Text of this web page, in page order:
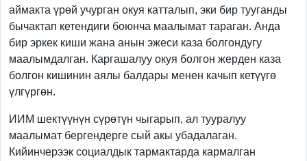
аймакта үрөй учурган окуя катталып, эки бир тууганды
бычактап кетендиги боюнча маалымат тараган. Анда
бир эркек киши жана анын эжеси каза болгондугу
маалымдалган. Каргашалуу окуя болгон жерден каза
болгон кишинин аялы балдары менен качып кетүүгө
үлгүргөн.
ИИМ шектүүнүн сүрөтүн чыгарып, ал тууралуу
маалымат бергендерге сый акы убадалаган.
Кийинчерээк социалдык тармактарда кармалган